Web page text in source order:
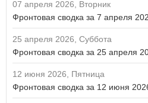
07 апреля 2026, Вторник
Фронтовая сводка за 7 апреля
25 апреля 2026, Суббота
Фронтовая сводка за 25 апреля
12 июня 2026, Пятница
Фронтовая сводка за 12 июня